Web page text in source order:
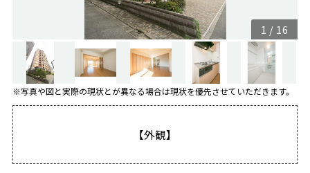
1 / 16
※写真や図と実際の現状とが異なる場合は現状を優先させていただきます。
【外観】